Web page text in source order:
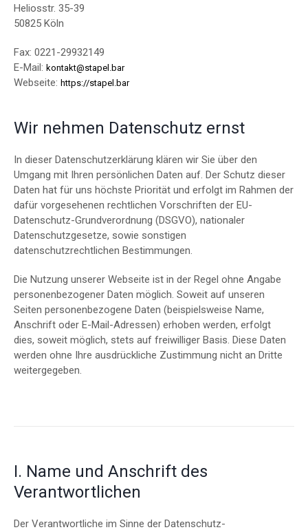
Heliosstr. 35-39
50825 Köln
Fax: 0221-29932149
E-Mail:kontakt@stapel.bar
Webseite:https://stapel.bar
Wir nehmen Datenschutz ernst
In dieser Datenschutzerklärung klären wir Sie über den
Umgang mit Ihren persönlichen Daten auf. Der Schutz dieser
Daten hat für uns höchste Priorität und erfolgt im Rahmen der
dafür vorgesehenen rechtlichen Vorschriften der EU-
Datenschutz-Grundverordnung (DSGVO), nationaler
Datenschutzgesetze, sowie sonstigen
datenschutzrechtlichen Bestimmungen.
Die Nutzung unserer Webseite ist in der Regel ohne Angabe
personenbezogener Daten möglich. Soweit auf unseren
Seiten personenbezogene Daten (beispielsweise Name,
Anschrift oder E-Mail-Adressen) erhoben werden, erfolgt
dies, soweit möglich, stets auf freiwilliger Basis. Diese Daten
werden ohne Ihre ausdrückliche Zustimmung nicht an Dritte
weitergegeben.
I. Name und Anschrift des
Verantwortlichen
Der Verantwortliche im Sinne der Datenschutz-